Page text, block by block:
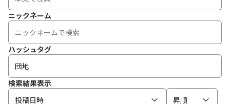
ニックネーム
ハッシュタグ
検索結果表示
投稿日時
昇順